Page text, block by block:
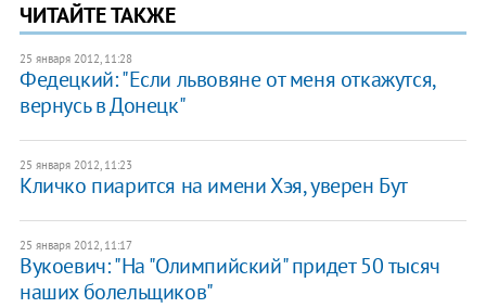
ЧИТАЙТЕ ТАКЖЕ
25 января 2012, 11:28
Федецкий: "Если львовяне от меня откажутся,
вернусь в Донецк"
25 января 2012, 11:23
Кличко пиарится на имени Хэя, уверен Бут
25 января 2012, 11:17
Вукоевич: "На "Олимпийский" придет 50 тысяч
наших болельщиков"